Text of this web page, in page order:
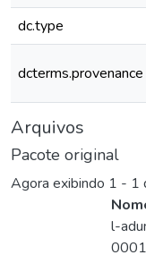
dc.type
dcterms.provenance
Arquivos
Pacote original
Agora exibindo 1 - 1
l-